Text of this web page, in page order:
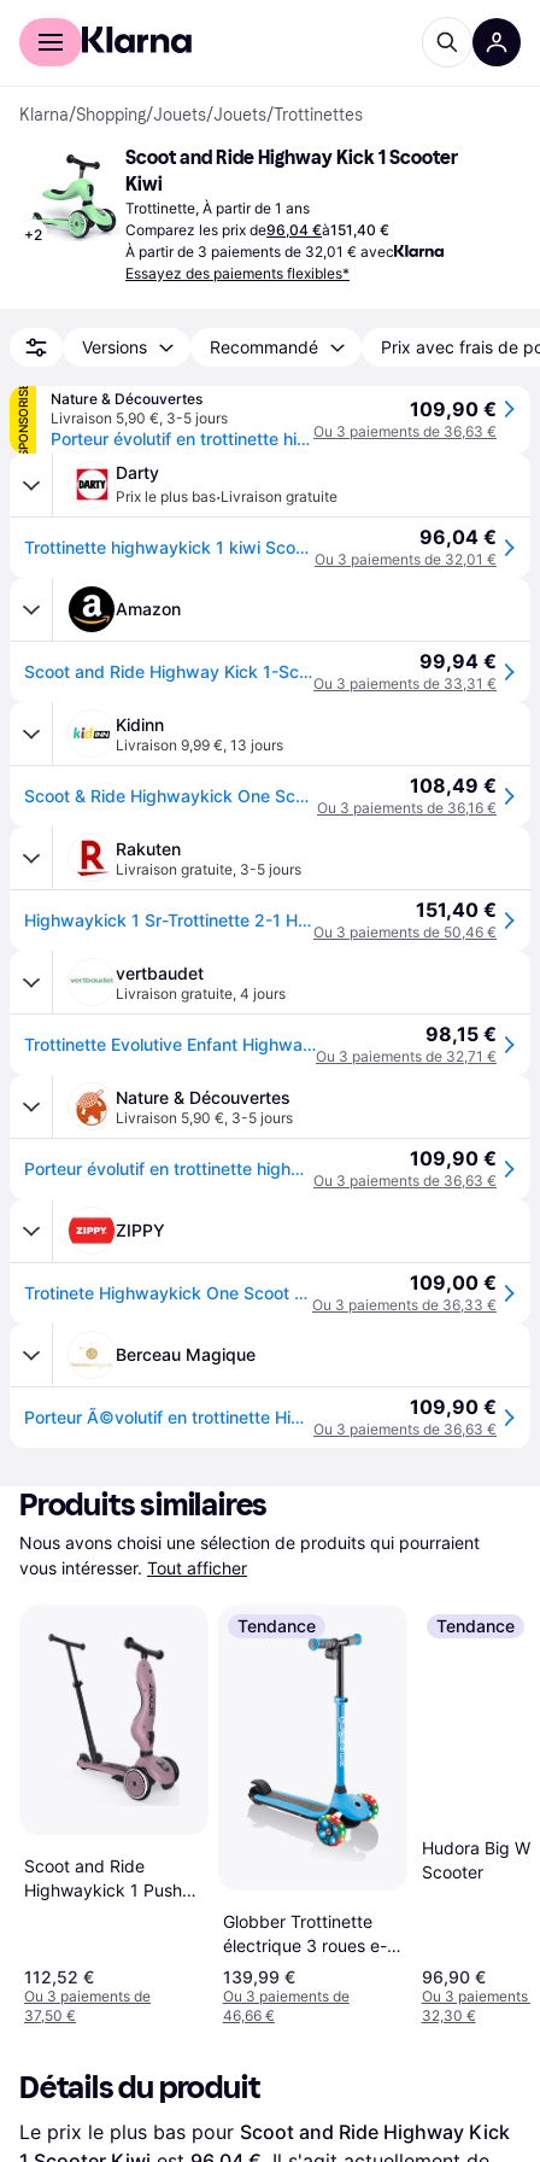
Acheter avec Klarna
Klarna/Shopping/Jouets/Jouets/Trottinettes
+2
Scoot and Ride Highway Kick 1 Scooter
Kiwi
Trottinette, À partir de 1 ans
Comparez les prix de96,04 €à151,40 €
À partir de 3 paiements de 32,01 € avec
Essayez des paiements flexibles*
Versions Recommandé Prix avec frais de
SPONSORISÉ
Nature & Découvertes
Livraison 5,90 €, 3-5 jours
Porteur évolutif en trottinette highwaykick 1 kiwi
109,90 €
Ou 3 paiements de 36,63 €
Darty
Prix le plus bas·Livraison gratuite
Trottinette highwaykick 1 kiwi Scoot and ride 96,04 €
Ou 3 paiements de 32,01 €
Amazon
Scoot and Ride Highway Kick 1-Scoot & Ride 2 en 1 Kickboard avec siège , Vert (kiwi), 57.5 x 17.5 x 26.5 cm 99,94 €
Ou 3 paiements de 33,31 €
Kidinn
Livraison 9,99 €, 13 jours
Scoot & Ride Highwaykick One Scooter Vert Enfants 108,49 €
Ou 3 paiements de 36,16 €
Rakuten
Livraison gratuite, 3-5 jours
Highwaykick 1 Sr-Trottinette 2-1 Highwaykick 1 - Kiwi 151,40 €
Ou 3 paiements de 50,46 €
vertbaudet
Livraison gratuite, 4 jours
Trottinette Evolutive Enfant Highwaykick Dès 1 An Vert Kiwi 98,15 €
Ou 3 paiements de 32,71 €
Nature & Découvertes
Livraison 5,90 €, 3-5 jours
Porteur évolutif en trottinette highwaykick 1 kiwi 109,90 €
Ou 3 paiements de 36,63 €
ZIPPY
Trotinete Highwaykick One Scoot & Ride 12M+, Kiwi 109,00 €
Ou 3 paiements de 36,33 €
Berceau Magique
Porteur Ã©volutif en trottinette Highwaykick 1 Kiwi 109,90 €
Ou 3 paiements de 36,63 €
Produits similaires
Nous avons choisi une sélection de produits qui pourraient
vous intéresser. Tout afficher
Scoot and Ride
Highwaykick 1 Push
112,52 €
Ou 3 paiements de
37,50 €
Tendance
Globber Trottinette
électrique 3 roues e-
motion
139,99 €
Ou 3 paiements de
46,66 €
Tendance
Hudora Big
Scooter
96,90 €
Ou 3 paiements
32,30 €
Détails du produit
Le prix le plus bas pour Scoot and Ride Highway Kick